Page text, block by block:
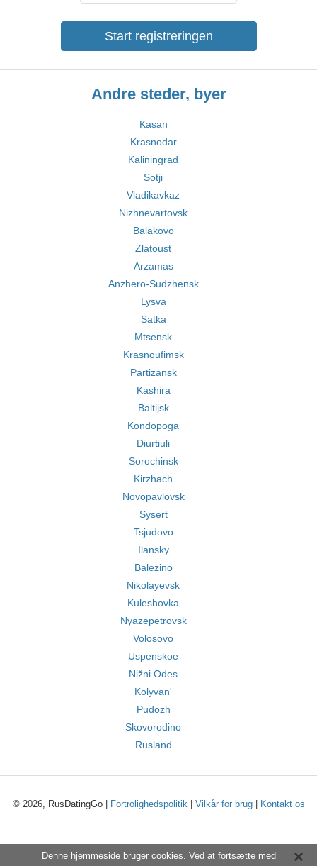
Start registreringen
Andre steder, byer
Kasan
Krasnodar
Kaliningrad
Sotji
Vladikavkaz
Nizhnevartovsk
Balakovo
Zlatoust
Arzamas
Anzhero-Sudzhensk
Lysva
Satka
Mtsensk
Krasnoufimsk
Partizansk
Kashira
Baltijsk
Kondopoga
Diurtiuli
Sorochinsk
Kirzhach
Novopavlovsk
Sysert
Tsjudovo
Ilansky
Balezino
Nikolayevsk
Kuleshovka
Nyazepetrovsk
Volosovo
Uspenskoe
Nižni Odes
Kolyvan'
Pudozh
Skovorodino
Rusland
© 2026, RusDatingGo | Fortrolighedspolitik| Vilkår for brug| Kontakt os
Denne hjemmeside bruger cookies. Ved at fortsætte med